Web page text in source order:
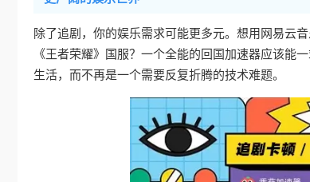
除了追剧，你的娱乐需求可能更多元。想用网易云
《王者荣耀》国服？一个全能的回国加速器应该能
生活，而不再是一个需要反复折腾的技术难题。